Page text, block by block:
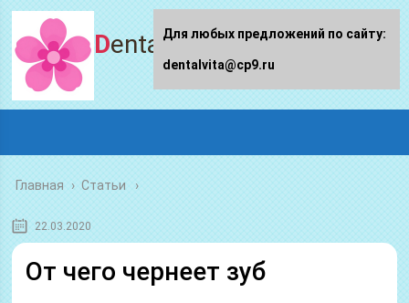
Dentalvita.ru
Главная › Статьи
22.03.2020
От чего чернеет зуб
Для любых предложений по сайту:
dentalvita@cp9.ru